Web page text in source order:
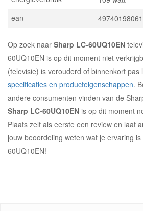
ean
Op zoek naar Sharp LC-60UQ10EN
60UQ10EN is op dit moment niet
(televisie) is verouderd of binnenkort pas
specificaties en producteigenschappen.
andere consumenten vinden van de
Sharp LC-60UQ10EN is op dit moment
Plaats zelf als eerste een review en laat
jouw beoordeling weten wat je ervaring
60UQ10EN!